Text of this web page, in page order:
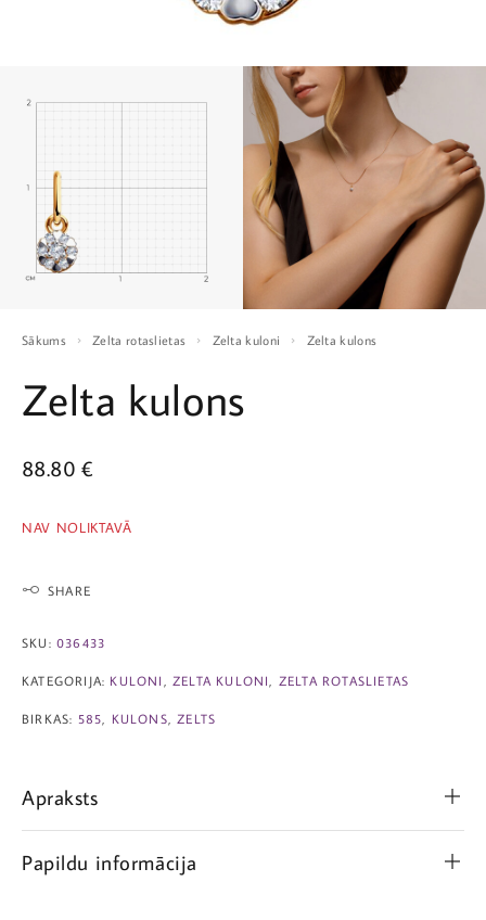
Sākums Zelta rotaslietas Zelta kuloni Zelta kulons
Zelta kulons
88.80€
NAV NOLIKTAVĀ
SHARE
SKU: 036433
KATEGORIJA: KULONI ZELTA KULONI ZELTA ROTASLIETAS
BIRKAS: 585 KULONS ZELTS
Apraksts
Papildu informācija